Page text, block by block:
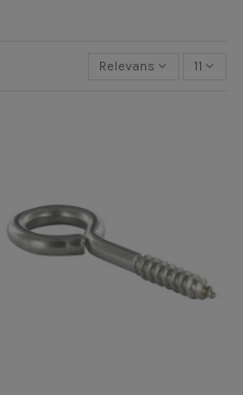
Relevans 11